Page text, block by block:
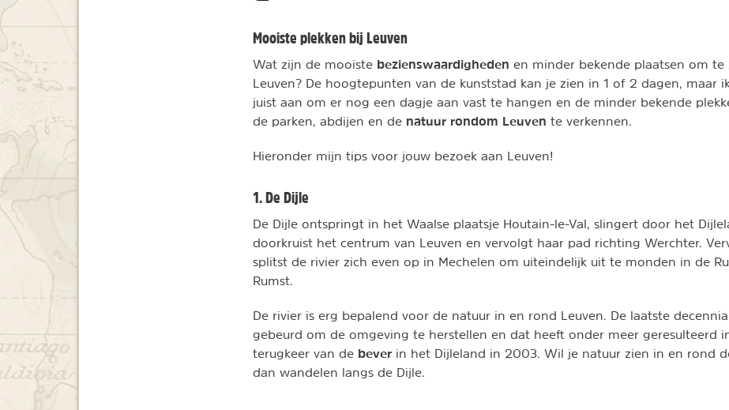
Mooiste plekken bij Leuven
Wat zijn de mooiste bezienswaardigheden en minder bekende plaatsen om te
Leuven? De hoogtepunten van de kunststad kan je zien in 1 of 2 dagen, maar
juist aan om er nog een dagje aan vast te hangen en de minder bekende
de parken, abdijen en de natuur rondom Leuven te verkennen.
Hieronder mijn tips voor jouw bezoek aan Leuven!
1. De Dijle
De Dijle ontspringt in het Waalse plaatsje Houtain-le-Val, slingert door het
doorkruist het centrum van Leuven en vervolgt haar pad richting Werchter.
splitst de rivier zich even op in Mechelen om uiteindelijk uit te monden in de
Rumst.
De rivier is erg bepalend voor de natuur in en rond Leuven. De laatste
gebeurd om de omgeving te herstellen en dat heeft onder meer geresulteerd
terugkeer van de bever in het Dijleland in 2003. Wil je natuur zien in en rond
dan wandelen langs de Dijle.